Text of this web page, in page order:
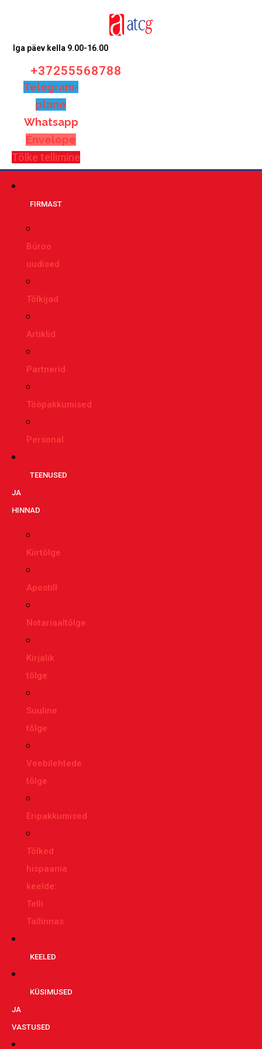
Iga päev kella 9.00-16.00
+37255568788
Telegram-
plane
Whatsapp
Envelope
Tõlke tellimine
FIRMAST
Büroo
uudised
Tõlkijad
Artiklid
Partnerid
Tööpakkumised
Personal
TEENUSED
JA
HINNAD
Kiirtõlge
Apostill
Notariaaltõlge
Kirjalik
tõlge
Suuline
tõlge
Veebilehtede
tõlge
Eripakkumised
Tõlked
hispaania
keelde:
Telli
Tallinnas
KEELED
KÜSIMUSED
JA
VASTUSED